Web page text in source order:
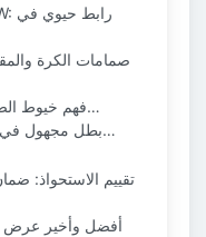
فهم خيوط الصندوق في حفر الآبا…
بطل مجهول في الحفر: فهم شرائط…